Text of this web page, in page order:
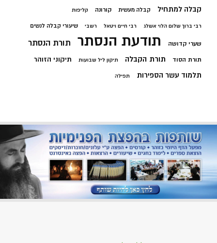
קבלה למתחיל קבלה מעשית קורונה קליפות
רבי ברוך שלום הלוי אשלג רבי חיים ויטאל רשבי שיעורי קבלה לנשים
שערי קדושה תודעת הנסתר תורת הנסתר
תורת הסוד תורת הקבלה תיקון ליל שבועות תיקוני הזוהר
תלמוד עשר הספירות תפילה